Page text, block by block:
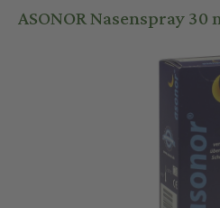
ASONOR Nasenspray